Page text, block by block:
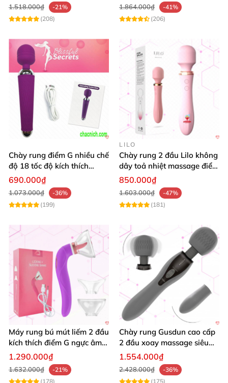
1.518.000₫
-21%
(208)
1.864.000₫
-41%
(206)
Chày rung điểm G nhiều chế
độ 18 tốc độ kích thích
mạnh mẽ Wand Powerful
690.000₫
1.073.000₫
-36%
(199)
LILO
Chày rung 2 đầu Lilo không
dây toả nhiệt massage điểm
G siêu mạnh
850.000₫
1.603.000₫
-47%
(181)
Máy rung bú mút liếm 2 đầu
kích thích điểm G ngực âm
đạo đa chế độ
1.290.000₫
1.632.000₫
-21%
(178)
Chày rung Gusdun cao cấp
2 đầu xoay massage siêu
mạnh cho nữ
1.554.000₫
2.428.000₫
-36%
(175)